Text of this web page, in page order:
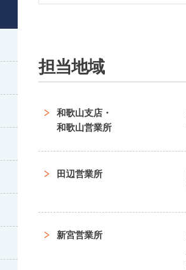
担当地域
和歌山支店・
和歌山営業所
田辺営業所
新宮営業所